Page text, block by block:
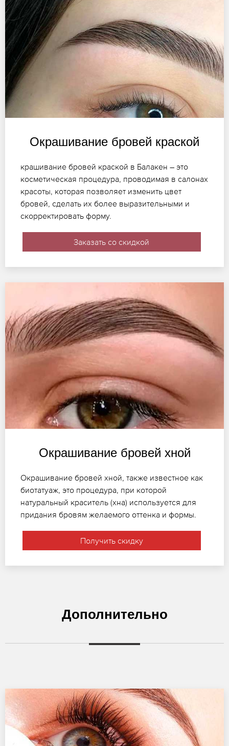
Окрашивание бровей краской
крашивание бровей краской в Балакен – это
косметическая процедура, проводимая в салонах
красоты, которая позволяет изменить цвет
бровей, сделать их более выразительными и
скорректировать форму.
Заказать со скидкой
Окрашивание бровей хной
Окрашивание бровей хной, также известное как
биотатуаж, это процедура, при которой
натуральный краситель (хна) используется для
придания бровям желаемого оттенка и формы.
Получить скидку
Дополнительно